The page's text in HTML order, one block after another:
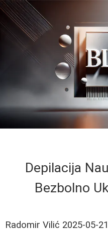
Depilacija
Bezbolno
Radomir Vilić 2025-05-21